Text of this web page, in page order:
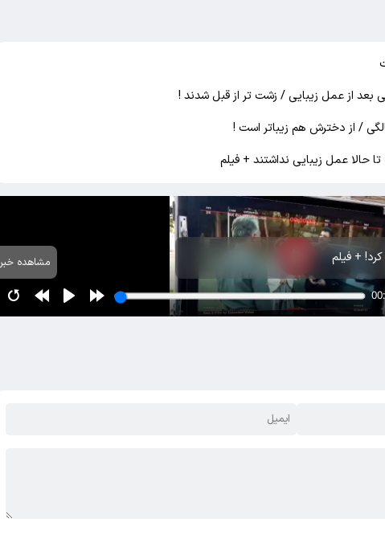
بعد از عمل زیبایی / زشت تر از قبل شدند !
تا حالا عمل زیبایی نداشتند + فیلم
+ فیلم مشاهده خبر